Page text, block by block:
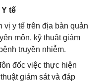
tế
y tế trên địa bàn quản
môn, kỹ thuật giám
truyền nhiễm.
đốc việc thực hiện
giám sát và đáp